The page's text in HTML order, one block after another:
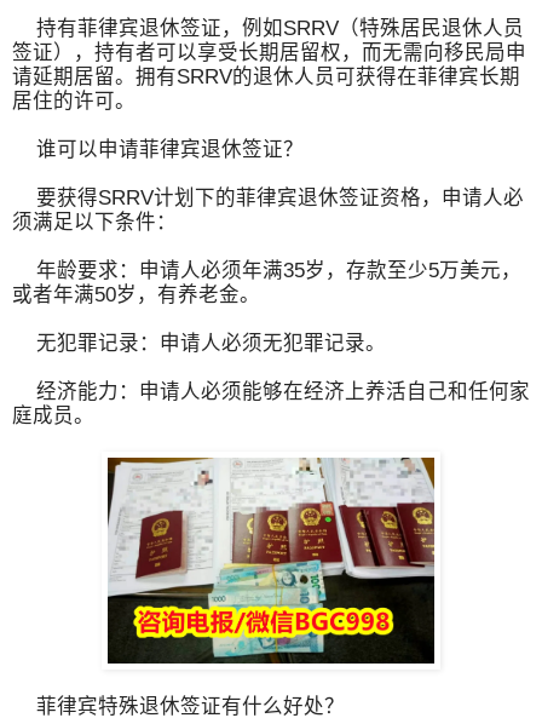
持有菲律宾退休签证，例如SRRV（特殊居民退休人员
签证），持有者可以享受长期居留权，而无需向移民局申
请延期居留。拥有SRRV的退休人员可获得在菲律宾长期
居住的许可。
谁可以申请菲律宾退休签证？
要获得SRRV计划下的菲律宾退休签证资格，申请人必
须满足以下条件：
年龄要求：申请人必须年满35岁，存款至少5万美元，
或者年满50岁，有养老金。
无犯罪记录：申请人必须无犯罪记录。
经济能力：申请人必须能够在经济上养活自己和任何家
庭成员。
菲律宾特殊退休签证有什么好处？